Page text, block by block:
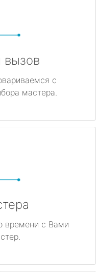
вызов
с
мастера.
времени с Вами